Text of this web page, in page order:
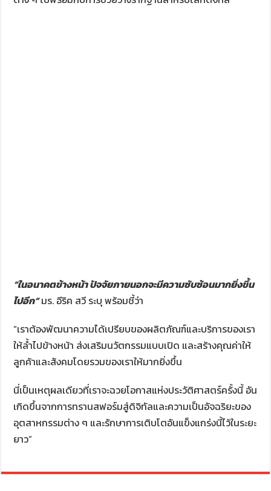
“ในอนาคตข้างหน้า ปัจจัยภายนอกจะมีความซับซ้อนมากยิ่งขึ้น
ไปอีก”มร. อีริค สวี ระบุ พร้อมชี้ว่า
“เราต้องพัฒนาความได้เปรียบของผลิตภัณฑ์และบริการของเรา
ให้ล้ำไปข้างหน้า ส่งเสริมนวัตกรรมแบบเปิด และสร้างคุณค่าให้
ลูกค้าและสังคมโดยรวมของเราให้มากยิ่งขึ้น
นี่เป็นเหตุผลเดียวที่เราจะฉวยโอกาสแห่งประวัติศาสตร์ครั้งนี้ อัน
เกิดขึ้นจากการทรานสฟอร์มสู่ดิจิทัลและความเป็นอัจฉริยะของ
อุตสาหกรรมต่าง ๆ และรักษาการเติบโตอันแข็งแกร่งนี้ไว้ในระยะ
ยาว”